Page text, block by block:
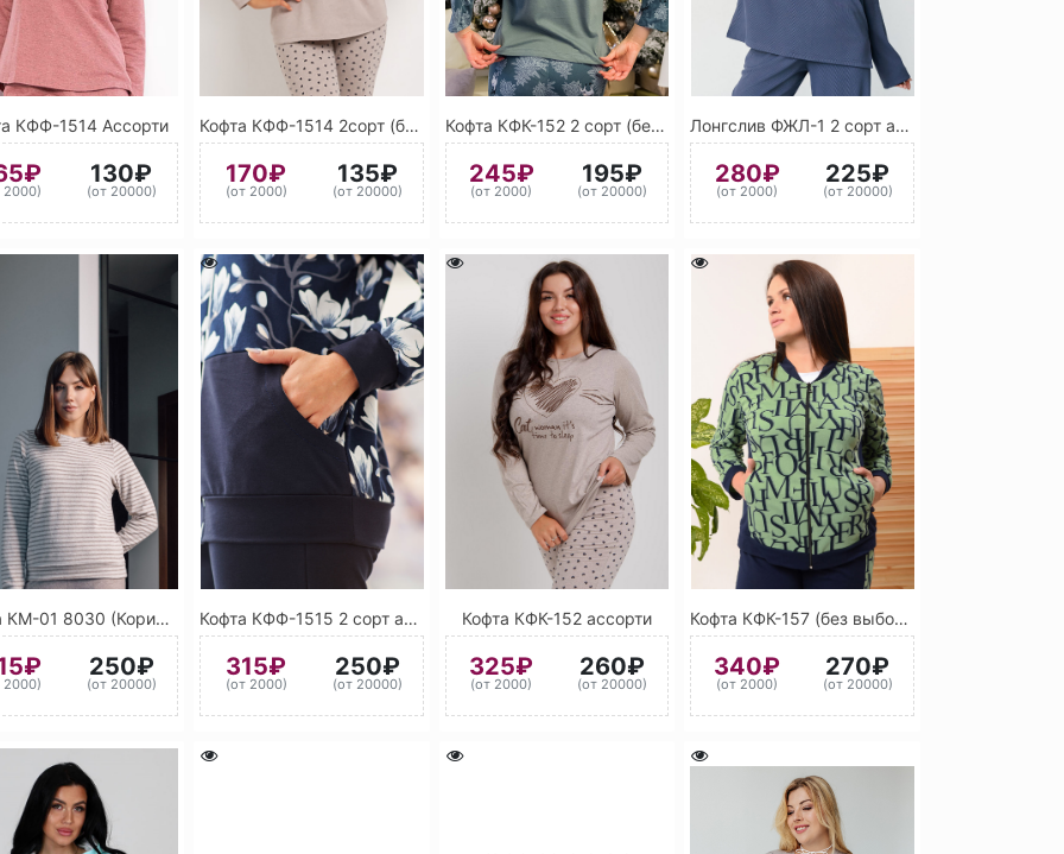
КФФ-1514 Ассорти
2000)
130₽
(от 20000)
Кофта КФФ-1514 2сорт (без выбора цвета)
170₽
(от 2000)
135₽
(от 20000)
Кофта КФК-152 2 сорт (без выбора цвета)
245₽
(от 2000)
195₽
(от 20000)
Лонгслив ФЖЛ-1 2 сорт ассорти
280₽
(от 2000)
225₽
(от 20000)
Кофта КМ-01 8030 (Коричневый)
2000)
250₽
(от 20000)
Кофта КФФ-1515 2 сорт ассорти
315₽
(от 2000)
250₽
(от 20000)
Кофта КФК-152 ассорти
325₽
(от 2000)
260₽
(от 20000)
Кофта КФК-157 (без выбора цвета)
340₽
(от 2000)
270₽
(от 20000)